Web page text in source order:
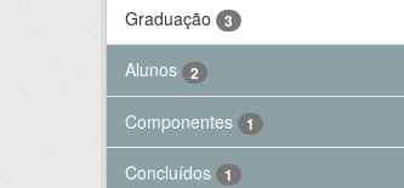
Graduação
3
Alunos 2
Componentes 1
Concluídos 1